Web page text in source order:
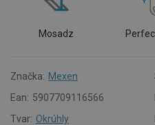
Mosadz
Značka: Mexen
Ean: 5907709116566
Tvar: Okrúhly